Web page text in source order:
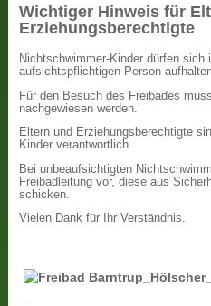
Wichtiger Hinweis für
Erziehungsberechtigte
Nichtschwimmer-Kinder dürfen
aufsichtspflichtigen Person
Für den Besuch des Freibades
nachgewiesen werden.
Eltern und Erziehungsberechtigte
Kinder verantwortlich.
Bei unbeaufsichtigten
Freibadleitung vor, diese aus
schicken.
Vielen Dank für Ihr Verständnis.